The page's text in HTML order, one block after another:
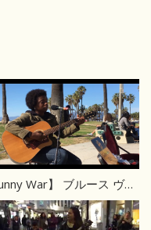
【Sunny War】 ブルース ヴェニスビーチ